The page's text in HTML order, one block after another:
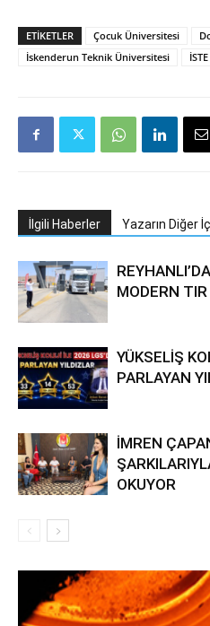
ETIKETLER Çocuk Üniversitesi
İskenderun Teknik Üniversitesi
İSTE
İlgili Haberler Yazarın Diğer
MODERN
YÜKSELİŞ
PARLAYAN
İMREN
OKUYOR